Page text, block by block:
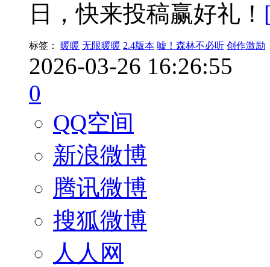
日，快来投稿赢好礼！
标签： 暖暖 无限暖暖 2.4版本 嘘！森林不必听 创作激励
2026-03-26 16:26:55
0
QQ空间
新浪微博
腾讯微博
搜狐微博
人人网